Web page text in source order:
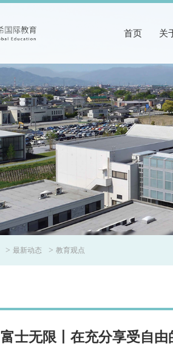
首页 关
> 最新动态 > 教育观点
富士无限丨在充分享受自